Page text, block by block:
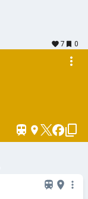
7
0